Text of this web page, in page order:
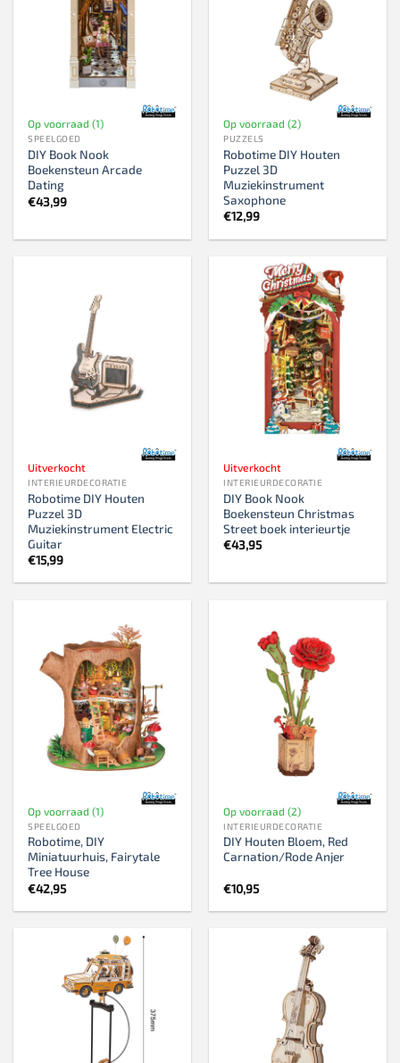
Op voorraad (1)
SPEELGOED
DIY Book Nook
Boekensteun Arcade
Dating
€43,99
Op voorraad (2)
PUZZELS
Robotime DIY Houten
Puzzel 3D
Muziekinstrument
Saxophone
€12,99
Uitverkocht
INTERIEURDECORATIE
Robotime DIY Houten
Puzzel 3D
Muziekinstrument Electric
Guitar
€15,99
Uitverkocht
INTERIEURDECORATIE
DIY Book Nook
Boekensteun Christmas
Street boek interieurtje
€43,95
Op voorraad (1)
SPEELGOED
Robotime, DIY
Miniatuurhuis, Fairytale
Tree House
€42,95
Op voorraad (2)
INTERIEURDECORATIE
DIY Houten Bloem, Red
Carnation/Rode Anjer
€10,95